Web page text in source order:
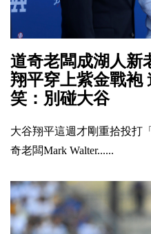
道奇老闆成湖人新
翔平穿上紫金戰袍
笑：別碰大谷
大谷翔平這週才剛重拾投打
奇老闆Mark Walter......